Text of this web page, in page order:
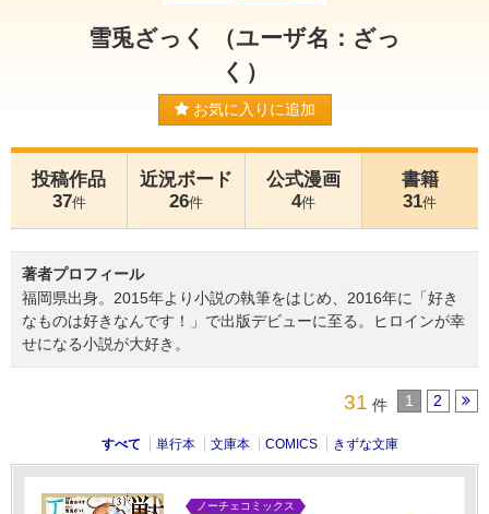
雪兎ざっく （ユーザ名：ざっ
く）
お気に入りに追加
投稿作品
37件
近況ボード
26件
公式漫画
4件
書籍
31件
著者プロフィール
福岡県出身。2015年より小説の執筆をはじめ、2016年に「好き
なものは好きなんです！」で出版デビューに至る。ヒロインが幸
せになる小説が大好き。
31 件 1 2
すべて 単行本 文庫本 COMICS きずな文庫
ノーチェコミックス